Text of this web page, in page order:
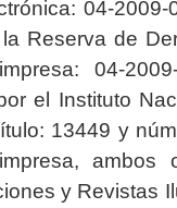
04-2009-
Reserva de
04-2009-
el Instituto
13449 y
ambos
y Revistas